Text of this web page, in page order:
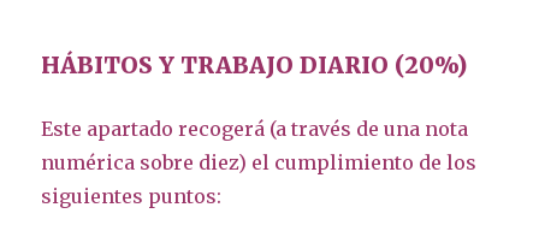
HÁBITOS Y TRABAJO DIARIO (20%)
Este apartado recogerá (a través de una nota
numérica sobre diez) el cumplimiento de los
siguientes puntos: